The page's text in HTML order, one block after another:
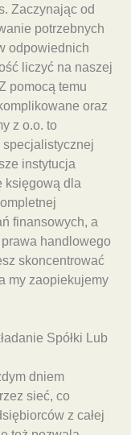
Zaczynając od
potrzebnych
odpowiednich
liczyć na naszej
pomocą temu
oraz
z o.o. to
instytucja
księgową dla
finansowych, a
handlowego
skoncentrować
my zaopiekujemy
Spółki Lub
dniem
sieć, co
z całej